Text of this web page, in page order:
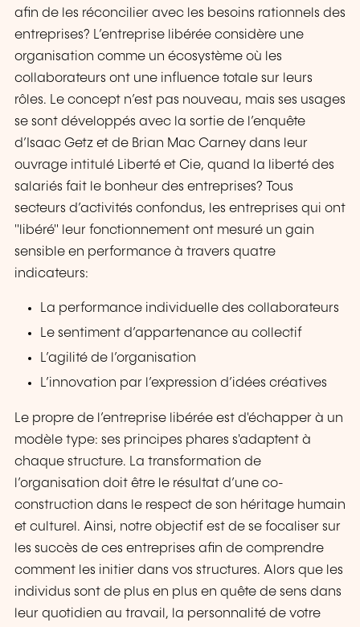
afin de les réconcilier avec les besoins rationnels des
entreprises? L’entreprise libérée considère une
organisation comme un écosystème où les
collaborateurs ont une influence totale sur leurs
rôles. Le concept n’est pas nouveau, mais ses usages
se sont développés avec la sortie de l’enquête
d’Isaac Getz et de Brian Mac Carney dans leur
ouvrage intitulé Liberté et Cie, quand la liberté des
salariés fait le bonheur des entreprises? Tous
secteurs d’activités confondus, les entreprises qui ont
"libéré" leur fonctionnement ont mesuré un gain
sensible en performance à travers quatre
indicateurs:
La performance individuelle des collaborateurs
Le sentiment d’appartenance au collectif
L’agilité de l’organisation
L’innovation par l’expression d’idées créatives
Le propre de l’entreprise libérée est d'échapper à un
modèle type: ses principes phares s'adaptent à
chaque structure. La transformation de
l’organisation doit être le résultat d’une co-
construction dans le respect de son héritage humain
et culturel. Ainsi, notre objectif est de se focaliser sur
les succès de ces entreprises afin de comprendre
comment les initier dans vos structures. Alors que les
individus sont de plus en plus en quête de sens dans
leur quotidien au travail, la personnalité de votre